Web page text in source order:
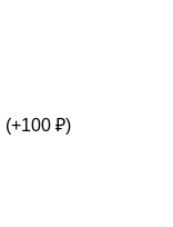
(+100 ₽)